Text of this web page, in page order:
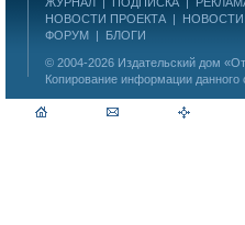
НОВОСТИ ПРОЕКТА | НОВОСТИ
ФОРУМ | БЛОГИ
© 2004-2026 Издательский дом
Копирование информации данного